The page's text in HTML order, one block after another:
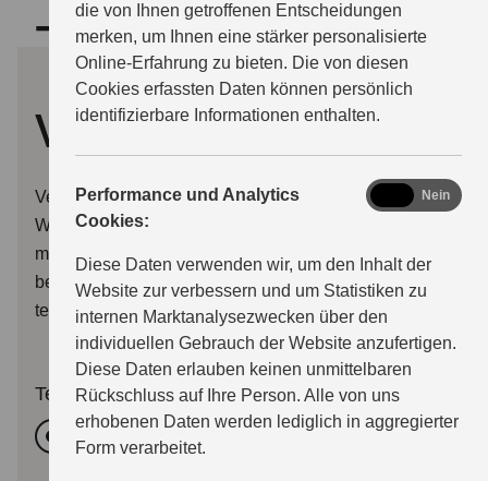
die von Ihnen getroffenen Entscheidungen
merken, um Ihnen eine stärker personalisierte
Online-Erfahrung zu bieten. Die von diesen
Cookies erfassten Daten können persönlich
identifizierbare Informationen enthalten.
Performance und Analytics
Cookies:
Diese Daten verwenden wir, um den Inhalt der
Website zur verbessern und um Statistiken zu
internen Marktanalysezwecken über den
individuellen Gebrauch der Website anzufertigen.
Diese Daten erlauben keinen unmittelbaren
Rückschluss auf Ihre Person. Alle von uns
erhobenen Daten werden lediglich in aggregierter
Form verarbeitet.
analyticsNein
Termin
vereinbaren
Verwenden Sie bitte dieses Formular, um uns Ihren
Wunschtermin für eine Beratung oder eine Probefahrt
mitzuteilen. Wir melden uns dann so bald wie möglich
bei Ihnen per E-Mail, oder wenn Sie wünschen auch
telefonisch.
Termingrund
Probefahrttermin